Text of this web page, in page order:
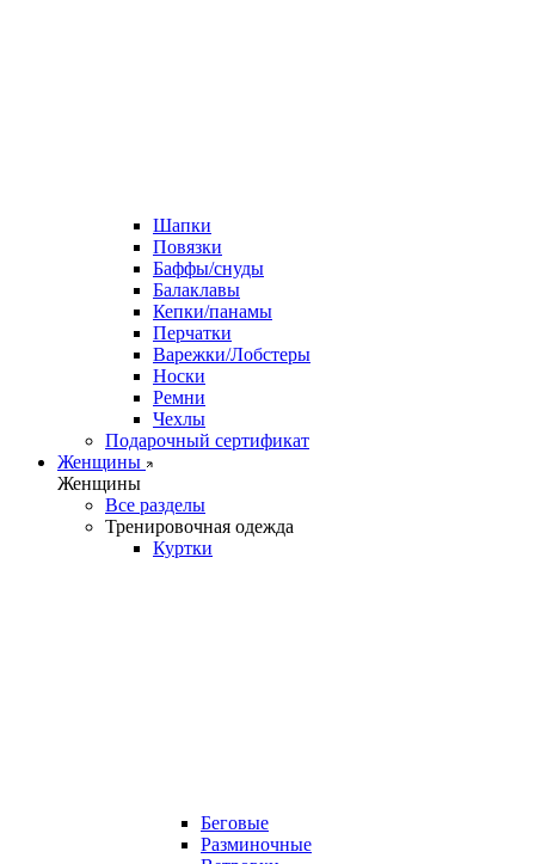
Шапки
Повязки
Баффы/снуды
Балаклавы
Кепки/панамы
Перчатки
Варежки/Лобстеры
Носки
Ремни
Чехлы
Подарочный сертификат
Женщины
Женщины
Все разделы
Тренировочная одежда
Куртки
Беговые
Разминочные